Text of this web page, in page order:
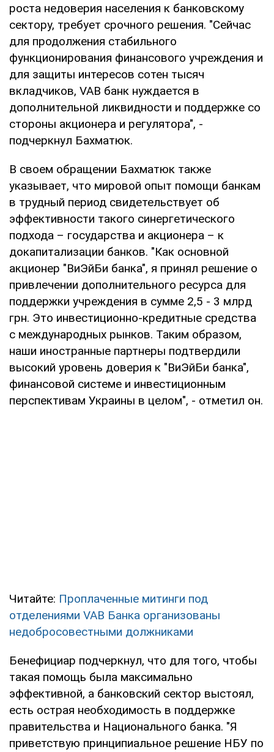
роста недоверия населения к банковскому
сектору, требует срочного решения. "Сейчас
для продолжения стабильного
функционирования финансового учреждения и
для защиты интересов сотен тысяч
вкладчиков, VAB банк нуждается в
дополнительной ликвидности и поддержке со
стороны акционера и регулятора", -
подчеркнул Бахматюк.
В своем обращении Бахматюк также
указывает, что мировой опыт помощи банкам
в трудный период свидетельствует об
эффективности такого синергетического
подхода – государства и акционера – к
докапитализации банков. "Как основной
акционер "ВиЭйБи банка", я принял решение о
привлечении дополнительного ресурса для
поддержки учреждения в сумме 2,5 - 3 млрд
грн. Это инвестиционно-кредитные средства
с международных рынков. Таким образом,
наши иностранные партнеры подтвердили
высокий уровень доверия к "ВиЭйБи банка",
финансовой системе и инвестиционным
перспективам Украины в целом", - отметил он.
Читайте: Проплаченные митинги под
отделениями VAB Банка организованы
недобросовестными должниками
Бенефициар подчеркнул, что для того, чтобы
такая помощь была максимально
эффективной, а банковский сектор выстоял,
есть острая необходимость в поддержке
правительства и Национального банка. "Я
приветствую принципиальное решение НБУ по